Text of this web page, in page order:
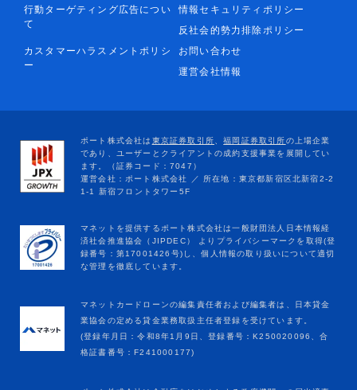
行動ターゲティング広告につい
て
情報セキュリティポリシー
反社会的勢力排除ポリシー
カスタマーハラスメントポリシ
ー
お問い合わせ
運営会社情報
マネットカードローンの編集責任者および編集者は、日本貸金
業協会の定める貸金業務取扱主任者登録を受けています。
(登録年月日：令和8年1月9日、登録番号：K250020096、合
格証書番号：F241000177)